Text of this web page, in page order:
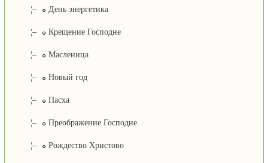
¦– День энергетика
¦– Крещение Господне
¦– Масленица
¦– Новый год
¦– Пасха
¦– Преображение Господне
¦– Рождество Христово